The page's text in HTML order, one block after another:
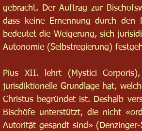
gebracht. Der Auftrag zur
dass keine Ernennung durch den
bedeutet die Weigerung, sich
Autonomie (Selbstregierung)
Pius XII. lehrt (Mystici
jurisdiktionelle Grundlage hat,
Christus begründet ist. Deshalb
Bischöfe unterstützt, die nicht
Autorität gesandt sind»